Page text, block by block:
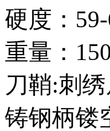
硬度：
重量：
刀鞘:刺
铸钢柄镂